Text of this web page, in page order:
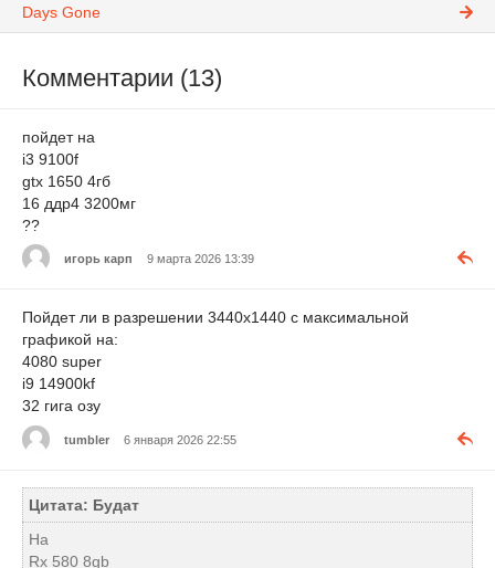
Days Gone
Комментарии (13)
пойдет на
i3 9100f
gtx 1650 4гб
16 ддр4 3200мг
??
игорь карп 9 марта 2026 13:39
Пойдет ли в разрешении 3440x1440 с максимальной
графикой на:
4080 super
i9 14900kf
32 гига озу
tumbler 6 января 2026 22:55
Цитата: Будат
На
Rx 580 8gb